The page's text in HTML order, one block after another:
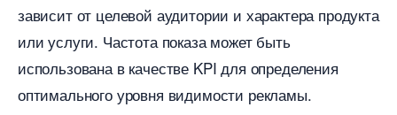
зависит от целевой аудитории и характера продукта
или услуги. Частота показа может быть
использована в качестве KPI для определения
оптимального уровня видимости рекламы.